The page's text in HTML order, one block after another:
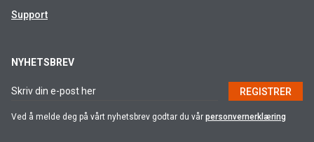
Support
NYHETSBREV
REGISTRER
Ved å melde deg på vårt nyhetsbrev godtar du vår personvernerklæring